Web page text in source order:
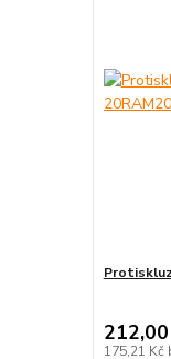
212,00
175,21 Kč